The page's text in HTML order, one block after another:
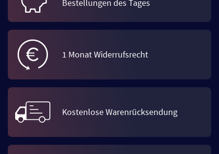
Bestellungen des Tages
1 Monat Widerrufsrecht
Kostenlose Warenrücksendung